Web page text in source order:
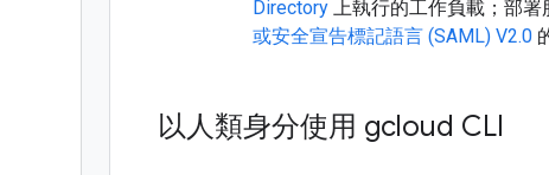
Directory 上執行的工作負載；部署
或安全宣告標記語言 (SAML) V2.0
以人類身分使用 gcloud CLI